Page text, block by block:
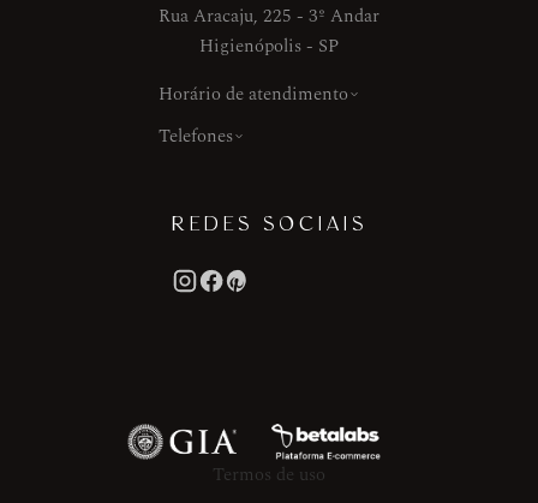
Rua Aracaju, 225 - 3º Andar
Higienópolis - SP
Horário de atendimento
Telefones
REDES SOCIAIS
Termos de uso